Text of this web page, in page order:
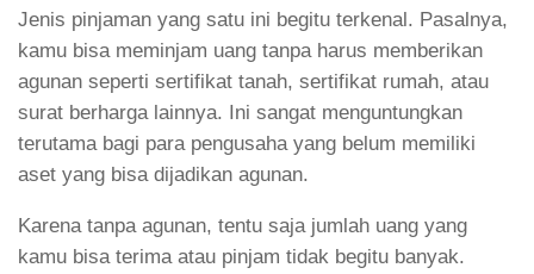
Jenis pinjaman yang satu ini begitu terkenal. Pasalnya,
kamu bisa meminjam uang tanpa harus memberikan
agunan seperti sertifikat tanah, sertifikat rumah, atau
surat berharga lainnya. Ini sangat menguntungkan
terutama bagi para pengusaha yang belum memiliki
aset yang bisa dijadikan agunan.
Karena tanpa agunan, tentu saja jumlah uang yang
kamu bisa terima atau pinjam tidak begitu banyak.